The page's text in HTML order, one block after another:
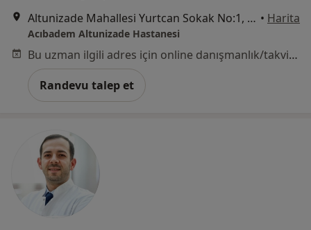
Altunizade Mahallesi Yurtcan Sokak No:1, Üsküdar • Harita
Acıbadem Altunizade Hastanesi
Bu uzman ilgili adres için online danışmanlık/takvim sunmuyor.
Randevu talep et